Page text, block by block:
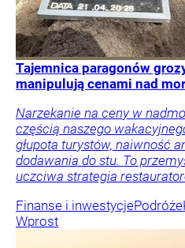
Tajemnica paragonów
manipulują cenami nad
Narzekanie na ceny w
częścią naszego
głupota turystów, naiwność
dodawania do stu. To
uczciwa strategia
Finanse i inwestycjePodróże
Wprost